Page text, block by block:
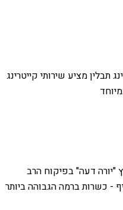
תבלין מציע שירותי קייטרינג
"יורה דעה" בפיקוח הרב
- כשרות ברמה הגבוהה ביותר